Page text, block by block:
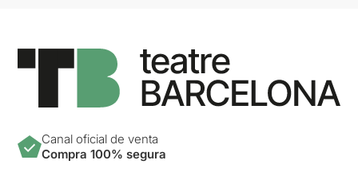
Canal oficial de venta
Compra 100% segura